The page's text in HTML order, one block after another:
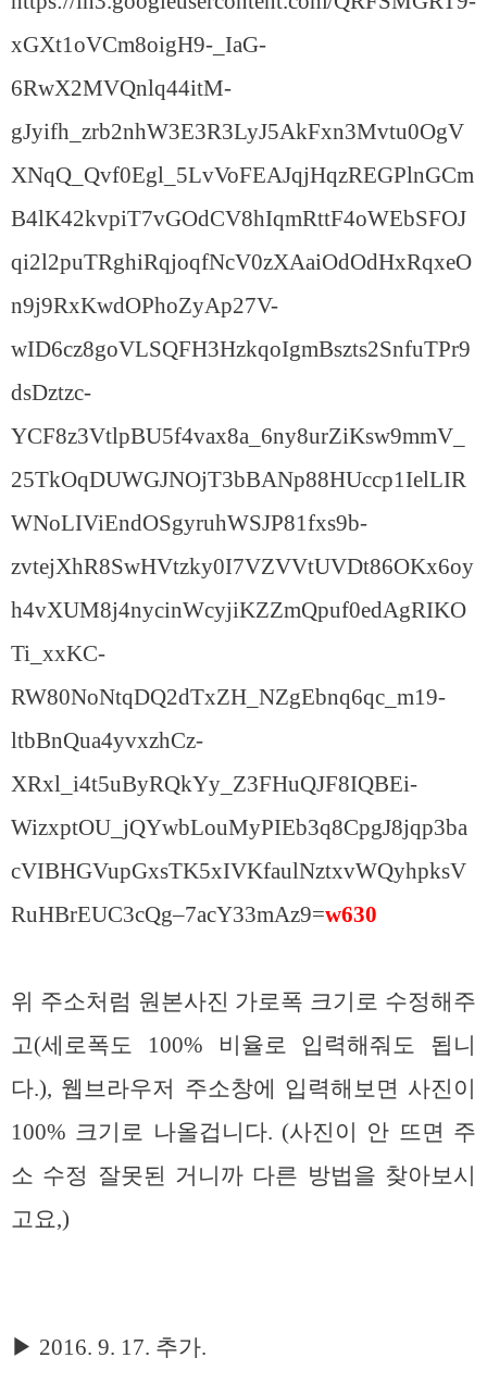
xGXt1oVCm8oigH9-_IaG-
6RwX2MVQnlq44itM-
gJyifh_zrb2nhW3E3R3LyJ5AkFxn3Mvtu0OgV
XNqQ_Qvf0Egl_5LvVoFEAJqjHqzREGPlnGCm
B4lK42kvpiT7vGOdCV8hIqmRttF4oWEbSFOJ
qi2l2puTRghiRqjoqfNcV0zXAaiOdOdHxRqxeO
n9j9RxKwdOPhoZyAp27V-
wID6cz8goVLSQFH3HzkqoIgmBszts2SnfuTPr9
dsDztzc-
YCF8z3VtlpBU5f4vax8a_6ny8urZiKsw9mmV_
25TkOqDUWGJNOjT3bBANp88HUccp1IelLIR
WNoLIViEndOSgyruhWSJP81fxs9b-
zvtejXhR8SwHVtzky0I7VZVVtUVDt86OKx6oy
h4vXUM8j4nycinWcyjiKZZmQpuf0edAgRIKO
Ti_xxKC-
RW80NoNtqDQ2dTxZH_NZgEbnq6qc_m19-
ltbBnQua4yvxzhCz-
XRxl_i4t5uByRQkYy_Z3FHuQJF8IQBEi-
WizxptOU_jQYwbLouMyPIEb3q8CpgJ8jqp3ba
cVIBHGVupGxsTK5xIVKfaulNztxvWQyhpksV
RuHBrEUC3cQg–7acY33mAz9=w630
위 주소처럼 원본사진 가로폭 크기로 수정해주
고(세로폭도 100% 비율로 입력해줘도 됩니
다.), 웹브라우저 주소창에 입력해보면 사진이
100% 크기로 나올겁니다. (사진이 안 뜨면 주
소 수정 잘못된 거니까 다른 방법을 찾아보시
고요,)
▶ 2016. 9. 17. 추가.